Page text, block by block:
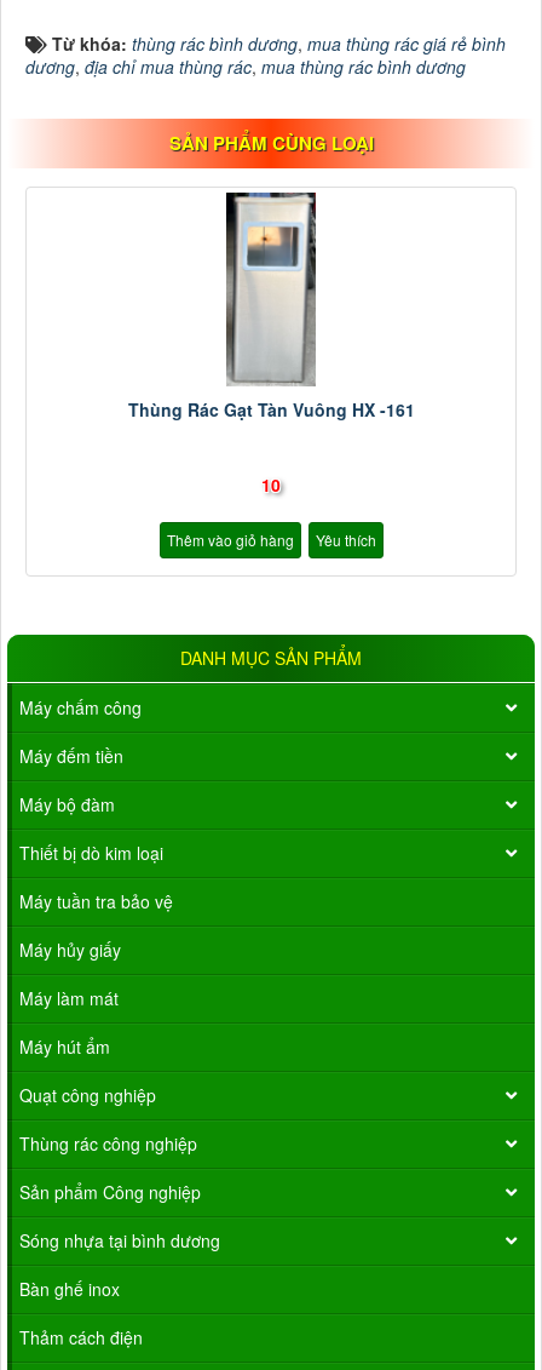
Từ khóa: thùng rác bình dương, mua thùng rác giá rẻ bình
dương, địa chỉ mua thùng rác, mua thùng rác bình dương
SẢN PHẨM CÙNG LOẠI
Thùng Rác Gạt Tàn Vuông HX -161
10
Thêm vào giỏ hàng Yêu thích
DANH MỤC SẢN PHẨM
Máy chấm công
Máy đếm tiền
Máy bộ đàm
Thiết bị dò kim loại
Máy tuần tra bảo vệ
Máy hủy giấy
Máy làm mát
Máy hút ẩm
Quạt công nghiệp
Thùng rác công nghiệp
Sản phẩm Công nghiệp
Sóng nhựa tại bình dương
Bàn ghế inox
Thảm cách điện